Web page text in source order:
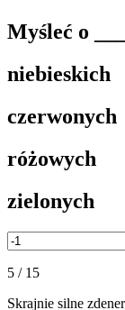
Myśleć o
niebieskich
czerwonych
różowych
zielonych
5 / 15
Skrajnie silne